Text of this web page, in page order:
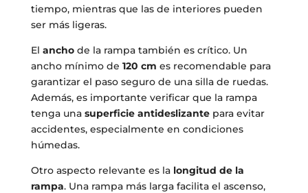
tiempo, mientras que las de interiores pueden
ser más ligeras.
El anchode la rampa también es crítico. Un
ancho mínimo de 120 cm es recomendable para
garantizar el paso seguro de una silla de ruedas.
Además, es importante verificar que la rampa
tenga una superficie antideslizantepara evitar
accidentes, especialmente en condiciones
húmedas.
Otro aspecto relevante es la longitud de la
rampa. Una rampa más larga facilita el ascenso,